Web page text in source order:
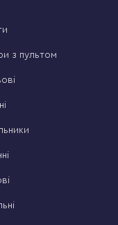
з пультом